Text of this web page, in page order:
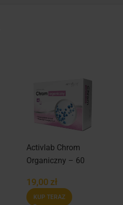
Activlab Chrom
Organiczny – 60
19,00 zł
KUP TERAZ